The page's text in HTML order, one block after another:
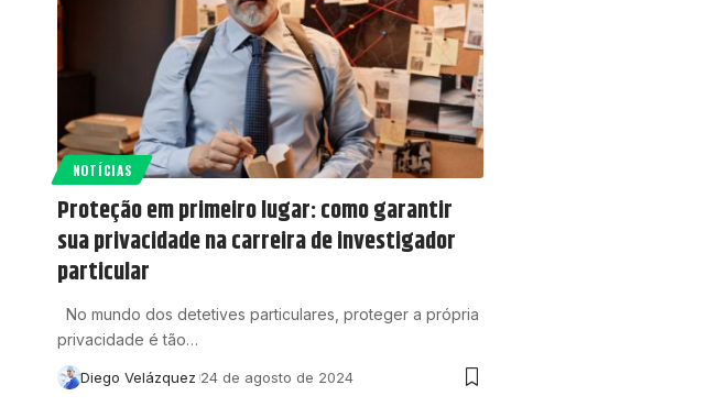
NOTÍCIAS
Proteção em primeiro lugar: como garantir
sua privacidade na carreira de investigador
particular
No mundo dos detetives particulares, proteger a própria
privacidade é tão…
Diego Velázquez 24 de agosto de 2024